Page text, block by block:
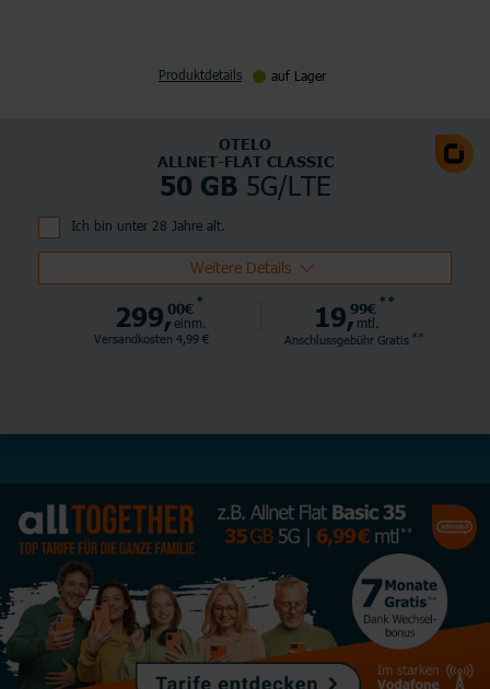
Produktdetails auf Lager
OTELO
ALLNET-FLAT CLASSIC
50 GB 5G/LTE
Ich bin unter 28 Jahre alt.
Weitere Details
299,00€ *
einm.
Versandkosten 4,99 €
19,99€ **
mtl.
Anschlussgebühr Gratis **